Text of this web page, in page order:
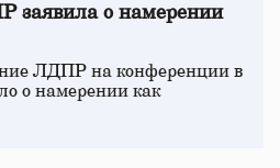
заявила о намерении
ЛДПР на конференции в
о намерении как